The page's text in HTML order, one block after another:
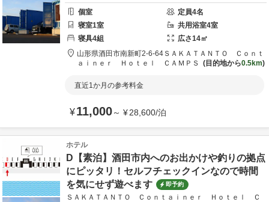
個室
定員4名
寝室1室 共用浴室4室
寝具4組 広さ14㎡
山形県酒田市南新町2-6-64 ＳＡＫＡＴＡＮＴＯ Ｃｏｎｔ
ａｉｎｅｒ Ｈｏｔｅｌ ＣＡＭＰＳ
目的地から0.5km
直近1か月の参考料金
¥11,000～ ¥28,600/泊
ホテル
D【素泊】酒田市内へのお出かけや釣りの拠点
にピッタリ！セルフチェックインなので時間
を気にせず遊べます
即予約
ＳＡＫＡＴＡＮＴＯ Ｃｏｎｔａｉｎｅｒ Ｈｏｔｅｌ Ｃ